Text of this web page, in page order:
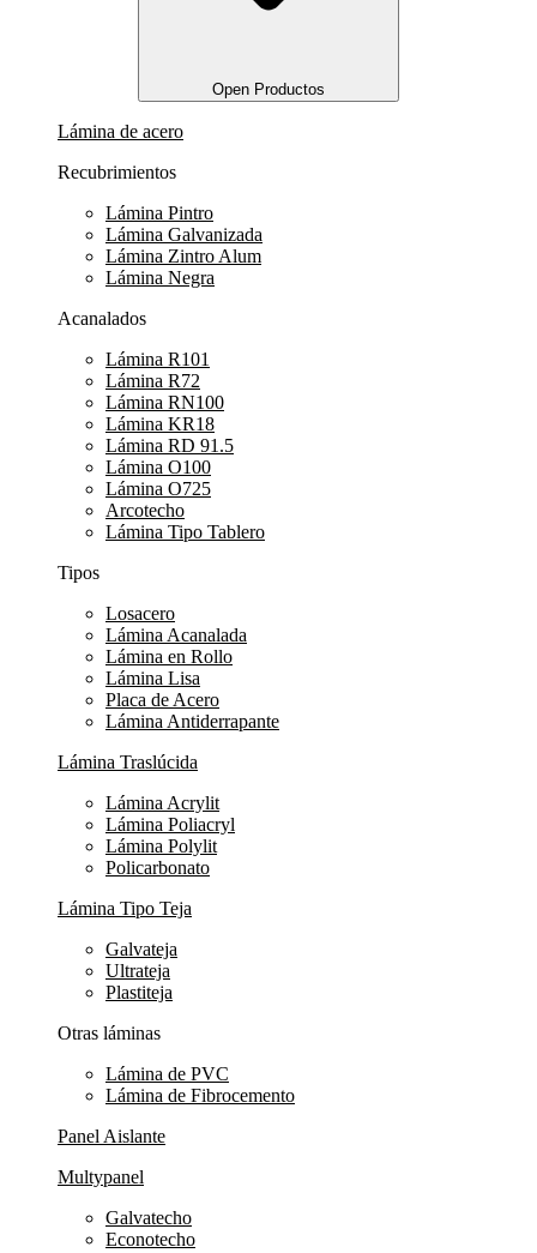
Open Productos
Lámina de acero
Recubrimientos
Lámina Pintro
Lámina Galvanizada
Lámina Zintro Alum
Lámina Negra
Acanalados
Lámina R101
Lámina R72
Lámina RN100
Lámina KR18
Lámina RD 91.5
Lámina O100
Lámina O725
Arcotecho
Lámina Tipo Tablero
Tipos
Losacero
Lámina Acanalada
Lámina en Rollo
Lámina Lisa
Placa de Acero
Lámina Antiderrapante
Lámina Traslúcida
Lámina Acrylit
Lámina Poliacryl
Lámina Polylit
Policarbonato
Lámina Tipo Teja
Galvateja
Ultrateja
Plastiteja
Otras láminas
Lámina de PVC
Lámina de Fibrocemento
Panel Aislante
Multypanel
Galvatecho
Econotecho